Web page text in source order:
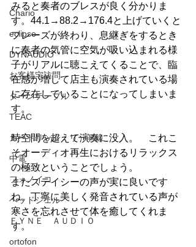
Chario
eclipse
DYNAUDIO
お客様宅訪問
ターンテーブル
TEAC
カートリッジ・リード線
中電
フォノイコ
ヘッドシェル
ＦＹＮＥ ＡＵＤＩＯ
ortofon
みると奏者のブレスが良く分かりま
す。44.1→88.2→176.4と上げていくと
フレーズが終わり、息継ぎをするとき
に奏者の気管に空気が吸い込まれる様
子がリアルに聴こえてくることで、臨
在感が増して店主も演奏されている場
に存在していることになってしまいま
す。
時空間を超えて演奏に没入。　これこ
そオーディオ再生におけるリラックス
の極致ということでしょう。
またステイシーの声が実に良いです
ね。丁寧に美しく発音されている声が
寒さを忘れさせて体を癒してくれま
す。